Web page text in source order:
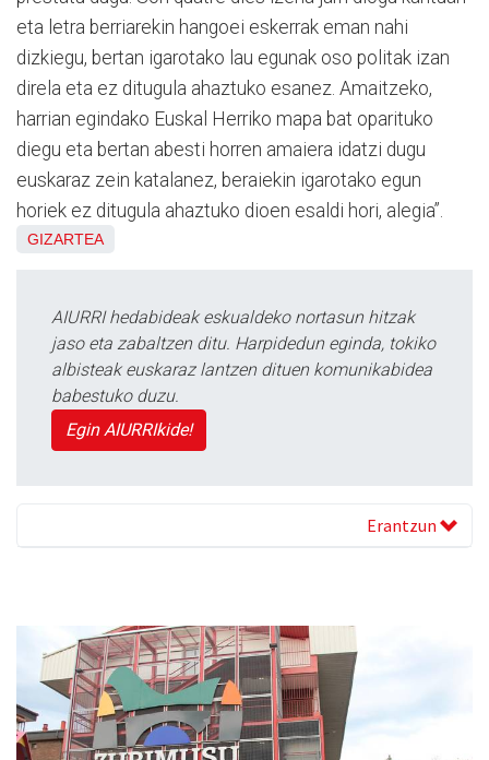
eta letra berriarekin hangoei eskerrak eman nahi
dizkiegu, bertan igarotako lau egunak oso politak izan
direla eta ez ditugula ahaztuko esanez. Amaitzeko,
harrian egindako Euskal Herriko mapa bat oparituko
diegu eta bertan abesti horren amaiera idatzi dugu
euskaraz zein katalanez, beraiekin igarotako egun
horiek ez ditugula ahaztuko dioen esaldi hori, alegia”.
GIZARTEA
AIURRI hedabideak eskualdeko nortasun hitzak
jaso eta zabaltzen ditu. Harpidedun eginda, tokiko
albisteak euskaraz lantzen dituen komunikabidea
babestuko duzu.
Egin AIURRIkide!
Erantzun